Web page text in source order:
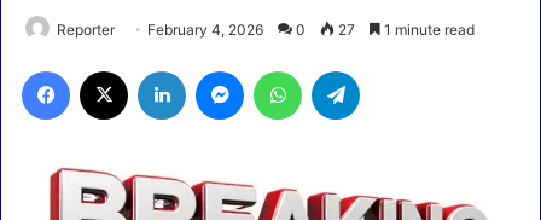
Reporter February 4, 2026 0 27 1 minute read
Facebook LinkedIn MessengerWhatsApp